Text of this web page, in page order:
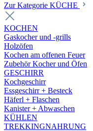
Zur Kategorie KÜCHE
KOCHEN
Gaskocher und -grills
Holzöfen
Kochen am offenen Feuer
Zubehör Kocher und Öfen
GESCHIRR
Kochgeschirr
Essgeschirr + Besteck
Häferl + Flaschen
Kanister + Abwaschen
KÜHLEN
TREKKINGNAHRUNG